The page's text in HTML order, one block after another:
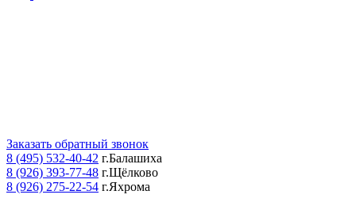
Заказать обратный звонок
8 (495) 532-40-42 г.Балашиха
8 (926) 393-77-48 г.Щёлково
8 (926) 275-22-54 г.Яхрома